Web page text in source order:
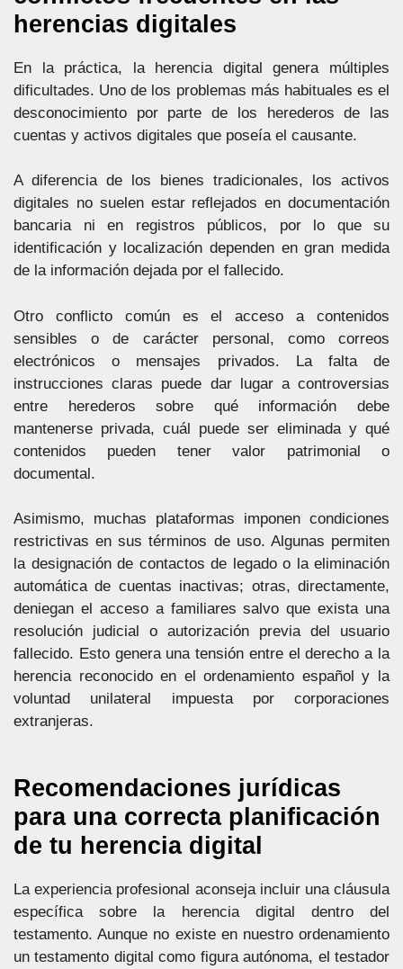
herencias digitales
En la práctica, la herencia digital genera múltiples
dificultades. Uno de los problemas más habituales es el
desconocimiento por parte de los herederos de las
cuentas y activos digitales que poseía el causante.
A diferencia de los bienes tradicionales, los activos
digitales no suelen estar reflejados en documentación
bancaria ni en registros públicos, por lo que su
identificación y localización dependen en gran medida
de la información dejada por el fallecido.
Otro conflicto común es el acceso a contenidos
sensibles o de carácter personal, como correos
electrónicos o mensajes privados. La falta de
instrucciones claras puede dar lugar a controversias
entre herederos sobre qué información debe
mantenerse privada, cuál puede ser eliminada y qué
contenidos pueden tener valor patrimonial o
documental.
Asimismo, muchas plataformas imponen condiciones
restrictivas en sus términos de uso. Algunas permiten
la designación de contactos de legado o la eliminación
automática de cuentas inactivas; otras, directamente,
deniegan el acceso a familiares salvo que exista una
resolución judicial o autorización previa del usuario
fallecido. Esto genera una tensión entre el derecho a la
herencia reconocido en el ordenamiento español y la
voluntad unilateral impuesta por corporaciones
extranjeras.
Recomendaciones jurídicas
para una correcta planificación
de tu herencia digital
La experiencia profesional aconseja incluir una cláusula
específica sobre la herencia digital dentro del
testamento. Aunque no existe en nuestro ordenamiento
un testamento digital como figura autónoma, el testador